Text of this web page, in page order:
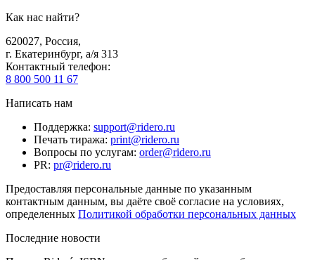
Как нас найти?
620027, Россия,
г. Екатеринбург, а/я 313
Контактный телефон:
8 800 500 11 67
Написать нам
Поддержка: support@ridero.ru
Печать тиража: print@ridero.ru
Вопросы по услугам: order@ridero.ru
PR: pr@ridero.ru
Предоставляя персональные данные по указанным
контактным данным, вы даёте своё согласие на условиях,
определенных Политикой обработки персональных данных
Последние новости